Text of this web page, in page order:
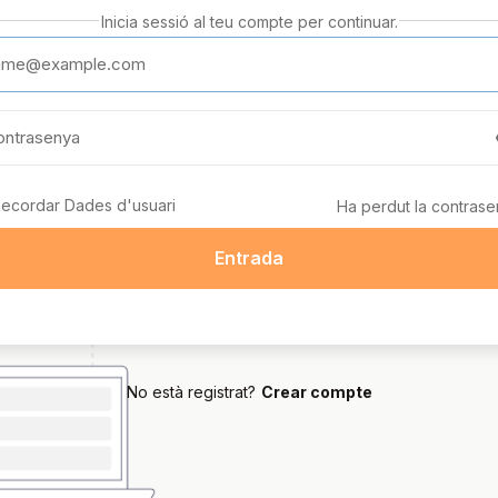
Inicia sessió al teu compte per continuar.
Dades d'usuari Ha perdut la
Entrada
No està registrat? Crear compte